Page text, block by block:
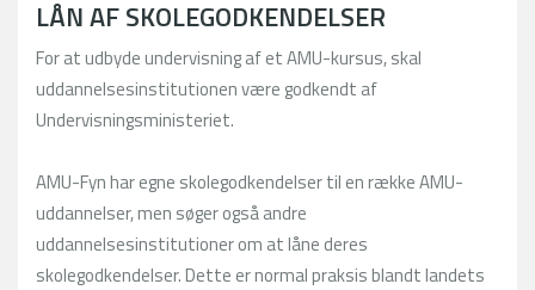
LÅN AF SKOLEGODKENDELSER
For at udbyde undervisning af et AMU-kursus, skal
uddannelsesinstitutionen være godkendt af
Undervisningsministeriet.
AMU-Fyn har egne skolegodkendelser til en række AMU-
uddannelser, men søger også andre
uddannelsesinstitutioner om at låne deres
skolegodkendelser. Dette er normal praksis blandt landets